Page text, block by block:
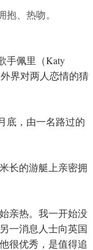
、热吻。
手佩里（Katy
界对两人恋情的猜
底，由一名路过的
长的游艇上亲密拥
亲热。我一开始没
一消息人士向英国
很优秀，是值得追